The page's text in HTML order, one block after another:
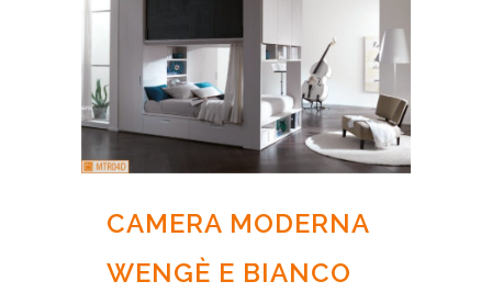
CAMERA MODERNA
WENGÈ E BIANCO